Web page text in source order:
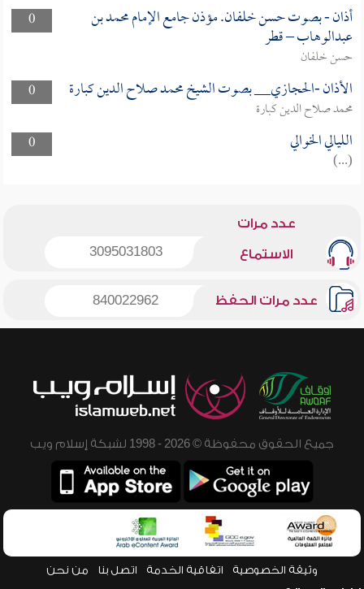
0
أذان - بصوت حسن خلفان. مؤذن جامع الإمام محمد بن
عبدالوهاب – قطر
حسن خلفان
0
الأذان -الحجازي__ بصوت الشيخ محمد صلاح الدين كبارة
محمد صلاح الدين كبارة
0
الليالي الخوالي
(...)
عدد مرات
الاستماع 3095031803
عدد مرات الحفظ 840022962
جميع الحقوق محفوظة © 2026 - 1998 لشبكة إسلام ويب
وثيقة الخصوصية اتفاقية الخدمة اتصل بنا من نحن